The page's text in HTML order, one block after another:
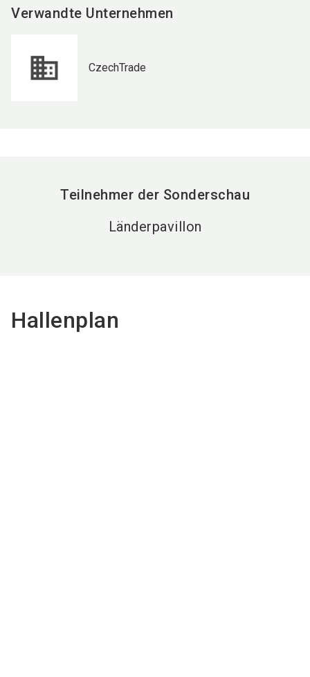
Verwandte Unternehmen
CzechTrade
Teilnehmer der Sonderschau
Länderpavillon
Hallenplan